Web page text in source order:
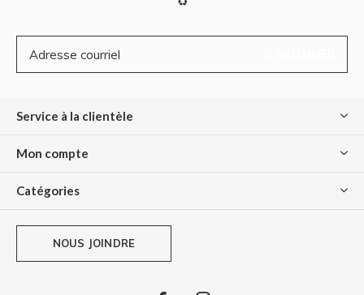
Service à la clientèle
Mon compte
Catégories
NOUS JOINDRE